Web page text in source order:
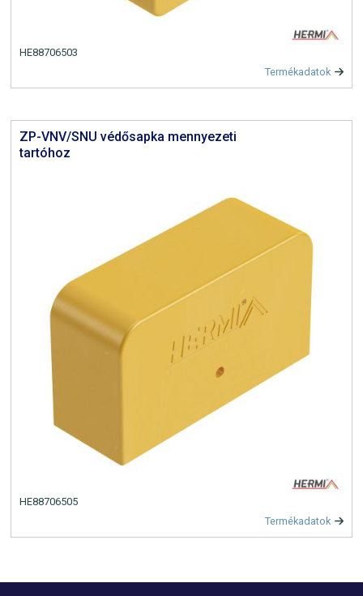
HE88706503
Termékadatok
ZP-VNV/SNU védősapka mennyezeti
tartóhoz
HE88706505
Termékadatok